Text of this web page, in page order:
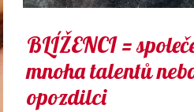
BLÍŽENCI =
mnoha talentů
opozdilci